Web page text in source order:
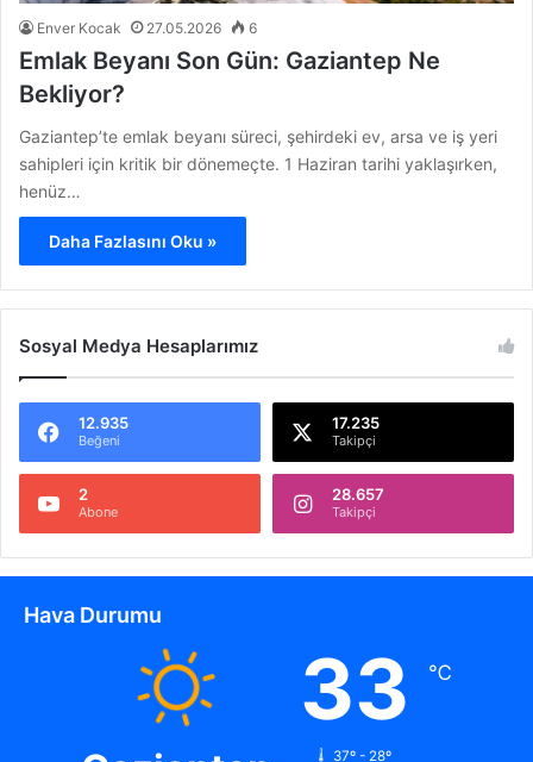
Enver Kocak 27.05.2026 6
Emlak Beyanı Son Gün: Gaziantep Ne
Bekliyor?
Gaziantep’te emlak beyanı süreci, şehirdeki ev, arsa ve iş yeri
sahipleri için kritik bir dönemeçte. 1 Haziran tarihi yaklaşırken,
henüz…
Daha Fazlasını Oku »
Sosyal Medya Hesaplarımız
12.935
Beğeni
17.235
Takipçi
2
Abone
28.657
Takipçi
Hava Durumu
33 ℃
37º - 28º